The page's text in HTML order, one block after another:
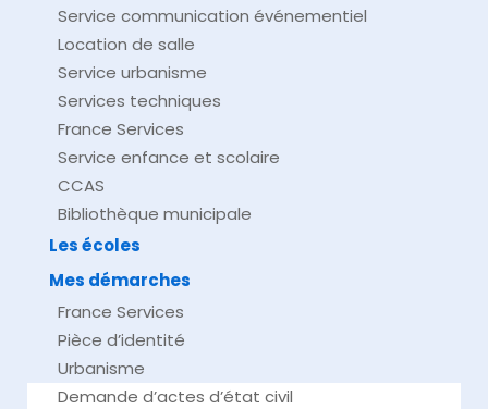
Service communication événementiel
Location de salle
Service urbanisme
Services techniques
France Services
Service enfance et scolaire
CCAS
Bibliothèque municipale
Les écoles
Mes démarches
France Services
Pièce d’identité
Urbanisme
Demande d’actes d’état civil